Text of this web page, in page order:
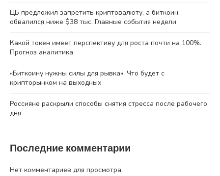
ЦБ предложил запретить криптовалюту, а биткоин
обвалился ниже $38 тыс. Главные события недели
Какой токен имеет перспективу для роста почти на 100%.
Прогноз аналитика
«Биткоину нужны силы для рывка». Что будет с
крипторынком на выходных
Россияне раскрыли способы снятия стресса после рабочего
дня
Последние комментарии
Нет комментариев для просмотра.